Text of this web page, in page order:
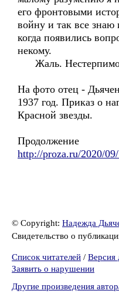
его фронтовыми
войну и так все знаю
когда появились
некому.
Жаль. Нестерпимо
На фото отец -
1937 год. Приказ о
Красной звезды.
Продолжение
http://proza.ru/2020/
© Copyright: Надежда
Свидетельство о
Список читателей / Версия
Заявить о нарушении
Другие произведения